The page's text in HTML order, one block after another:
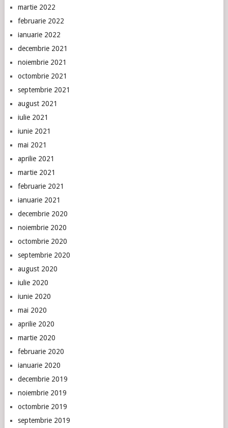
martie 2022
februarie 2022
ianuarie 2022
decembrie 2021
noiembrie 2021
octombrie 2021
septembrie 2021
august 2021
iulie 2021
iunie 2021
mai 2021
aprilie 2021
martie 2021
februarie 2021
ianuarie 2021
decembrie 2020
noiembrie 2020
octombrie 2020
septembrie 2020
august 2020
iulie 2020
iunie 2020
mai 2020
aprilie 2020
martie 2020
februarie 2020
ianuarie 2020
decembrie 2019
noiembrie 2019
octombrie 2019
septembrie 2019